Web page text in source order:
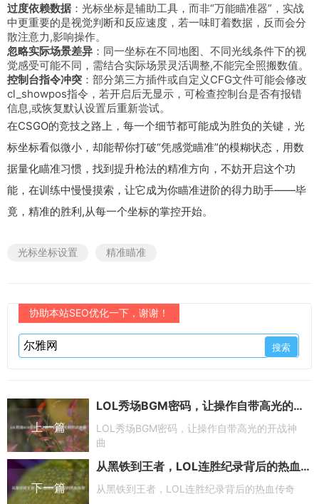
过度依赖数据 ：光标坐标是辅助工具，而非“万能瞄准器”，实战
中更重要的是视觉判断和反应速度，若一味盯着数据，反而会分
散注意力,影响操作。
忽略实际场景差异 ：同一坐标在不同地图、不同光线条件下的视
觉感受可能不同，需结合实际场景灵活调整,不能完全照搬数值。
控制台指令冲突 ：部分第三方插件或自定义CFG文件可能会修改
cl_showpos指令，若开启后无显示，可检查控制台是否有报错
信息,或恢复默认设置后重新尝试。
在CSGO的竞技之路上，每一个细节都可能成为胜负的关键，光
标坐标看似微小，却能帮你打破“凭感觉瞄准”的模糊状态，用数
据量化瞄准习惯，找到提升枪法的精准方向，不妨开启这个功
能，在训练中慢慢摸索，让它成为你瞄准进阶的得力助手——毕
竟，精准的胜利,从每一个坐标的掌控开始。
光标坐标设置 精准瞄准
协助本站SEO优化一下，谢谢！
上一篇
LOL秀场BGM密码，让操作自带高光的开战神曲
LOL秀场BGM密码，让操作自带高光的开战神
曲
下一篇
从黑铁到王者，LOL连胜纪录背后的热血传奇
从黑铁到王者，LOL连胜纪录背后的热血传奇